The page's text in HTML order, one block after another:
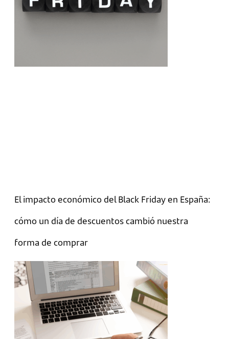
El impacto económico del Black Friday en España:
cómo un día de descuentos cambió nuestra
forma de comprar